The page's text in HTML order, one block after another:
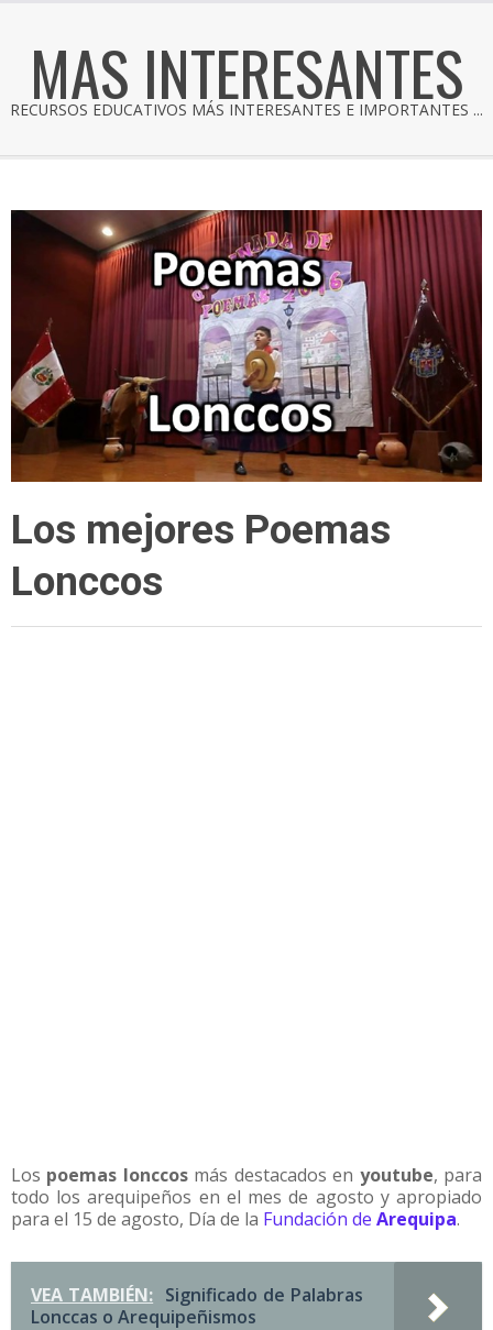
MAS INTERESANTES
RECURSOS EDUCATIVOS MÁS INTERESANTES E IMPORTANTES ...
Los mejores Poemas
Lonccos
Los poemas lonccosmás destacados en youtube, para
todo los arequipeños en el mes de agosto y apropiado
para el 15 de agosto, Día de la Fundación de Arequipa.
VEA TAMBIÉN: Significado de Palabras
Lonccas o Arequipeñismos